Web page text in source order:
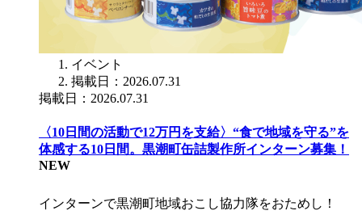
イベント
掲載日：2026.07.31
掲載日：2026.07.31
〈10日間の活動で12万円を支給〉“食で地域を守る”を
体感する10日間。黒潮町缶詰製作所インターン募集！
NEW
インターンで黒潮町地域おこし協力隊をおためし！